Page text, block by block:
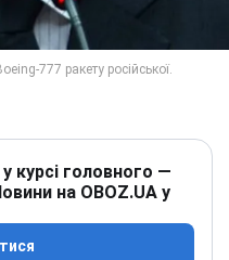
курсі головного —
на OBOZ.UA у